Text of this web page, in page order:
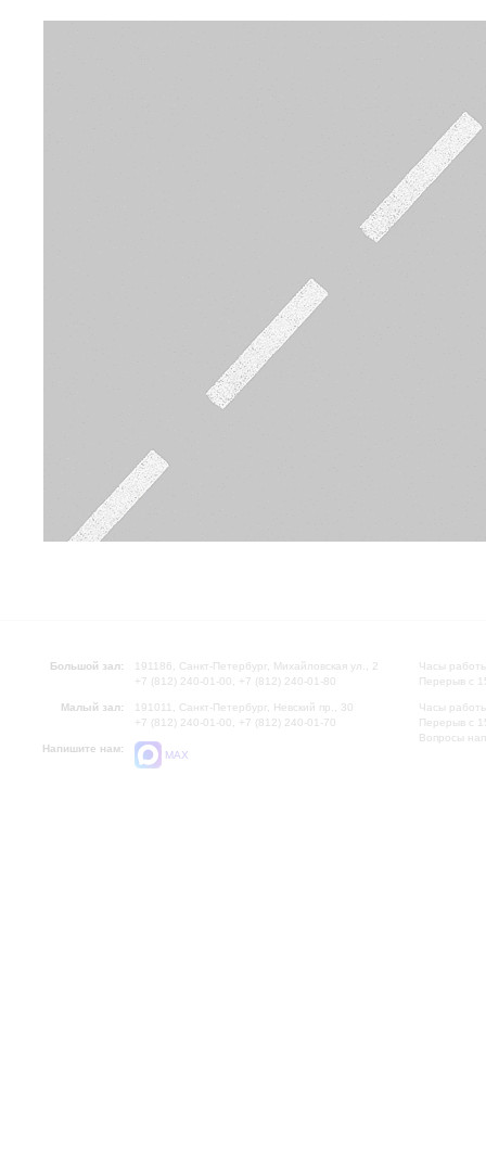
Большой зал:
191186, Санкт-Петербург, Михайловская ул., 2
+7 (812) 240-01-00, +7 (812) 240-01-80
Малый зал:
191011, Санкт-Петербург, Невский пр., 30
+7 (812) 240-01-00, +7 (812) 240-01-70
Напишите нам:
MAX
Часы
Перерыв с
Часы
Перерыв с
Вопросы